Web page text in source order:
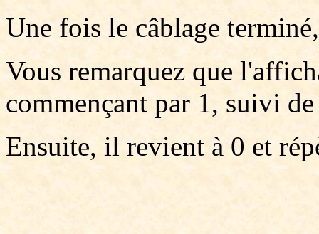
Une fois le câblage
Vous remarquez que
commençant par 1, suivi
Ensuite, il revient à 0 et